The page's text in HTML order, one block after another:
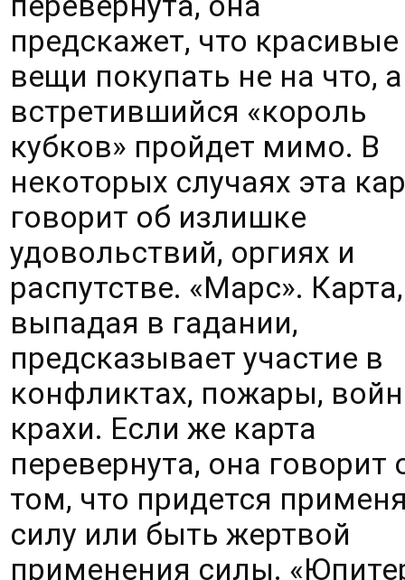
предскажет, что красивые
вещи покупать не на что, а
встретившийся «король
кубков» пройдет мимо. В
некоторых случаях эта
говорит об излишке
удовольствий, оргиях и
распутстве. «Марс». Карта,
выпадая в гадании,
предсказывает участие в
конфликтах, пожары,
крахи. Если же карта
перевернута, она говорит
том, что придется
силу или быть жертвой
применения силы.